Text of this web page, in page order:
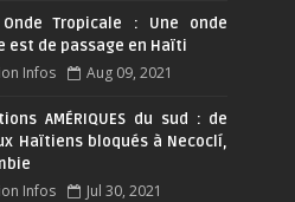
Tropicale : Une onde
est de passage en Haïti
Infos Aug 09, 2021
AMÉRIQUES du sud : de
Haïtiens bloqués à Necoclí,
Infos Jul 30, 2021